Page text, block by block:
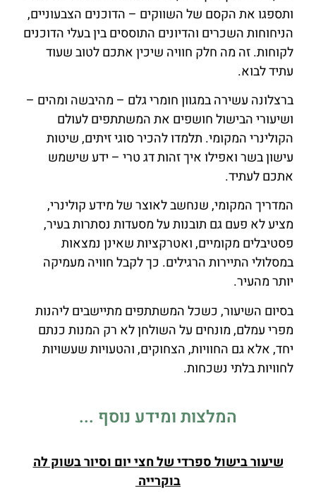
ותספגו את הקסם של השווקים – הדוכנים הצבעוניים,
הניחוחות השכרים והדיונים התוססים בין בעלי הדוכנים
לקוחות. זה מה חלק חוויה שיכין אתכם לטוב שעוד
עתיד לבוא.
ברצלונה עשירה במגוון חומרי גלם – מהיבשה ומהים –
ושיעורי הבישול חושפים את המשתתפים לעולם
הקולינרי המקומי. תלמדו להכיר סוגי זיתים, שיטות
עישון בשר ואפילו איך זהות דג טרי – ידע שישמש
אתכם לעתיד.
המדריך המקומי, שנחשב לאוצר של מידע קולינרי,
מציע לא פעם גם תובנות על מסעדות נסתרות בעיר,
פסטיבלים מקומיים, ואטרקציות שאינן נמצאות
במסלולי התיירות הרגילים. כך לקבל חוויה מעמיקה
יותר מהעיר.
בסיום השיעור, כשכל המשתתפים מתיישבים ליהנות
מפרי עמלם, מונחים על השולחן לא רק המנות כנתם
יחד, אלא גם החוויות, הצחוקים, והטעויות שעשויות
לחוויות בלתי נשכחות.
המלצות ומידע נוסף ...
שיעור בישול ספרדי של חצי יום וסיור בשוק לה
בוקרייה